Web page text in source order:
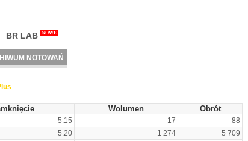
BR LAB NOWE
NOTOWAŃ
Wolumen Obrót
5.15 17
88
5.20 1 274
5 709